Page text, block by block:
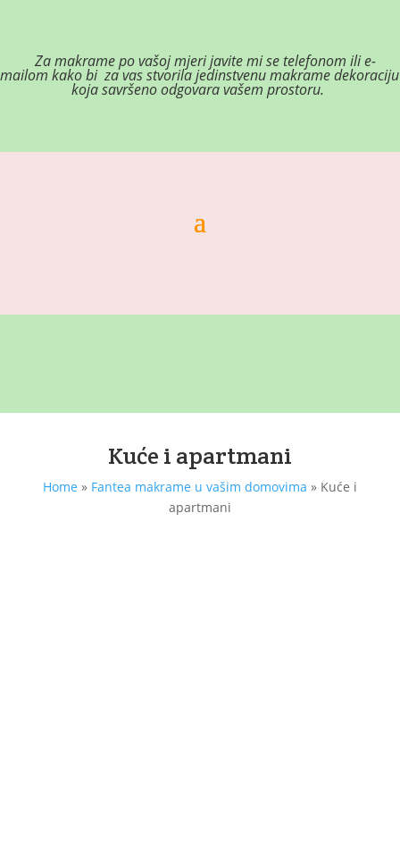
Za makrame po vašoj mjeri javite mi se telefonom ili e-
mailom kako bi za vas stvorila jedinstvenu makrame dekoraciju
koja savršeno odgovara vašem prostoru.
Kuće i apartmani
Home » Fantea makrame u vašim domovima » Kuće i
apartmani